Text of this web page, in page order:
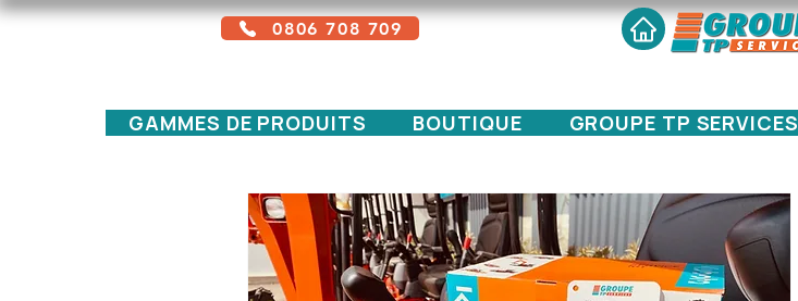
0806 708 709
GAMMES DE PRODUITS BOUTIQUE GROUPE TP SERVICES